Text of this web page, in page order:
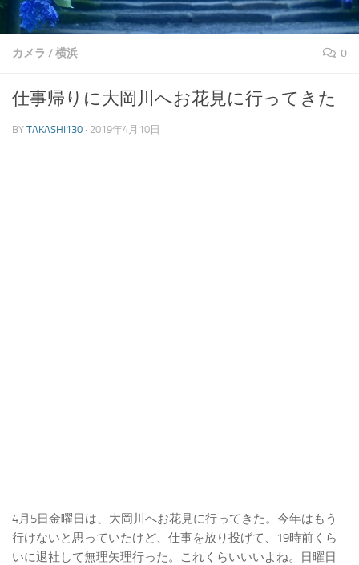
カメラ /横浜 0
仕事帰りに大岡川へお花見に行ってきた
BY TAKASHI130 · 2019年4月10日
4月5日金曜日は、大岡川へお花見に行ってきた。今年はもう
行けないと思っていたけど、仕事を放り投げて、19時前くら
いに退社して無理矢理行った。これくらいいいよね。日曜日